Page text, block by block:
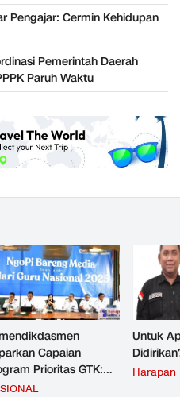
Pengajar: Cermin Kehidupan
Pemerintah Daerah
Paruh Waktu
Capaian
Prioritas GTK:
Meningkat,
Untuk
Harapan